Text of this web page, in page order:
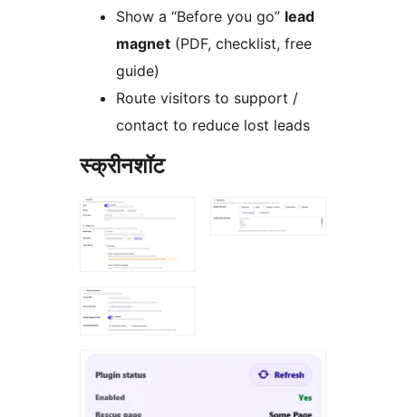
Show a “Before you go” lead
magnet (PDF, checklist, free
guide)
Route visitors to support /
contact to reduce lost leads
स्क्रीनशॉट